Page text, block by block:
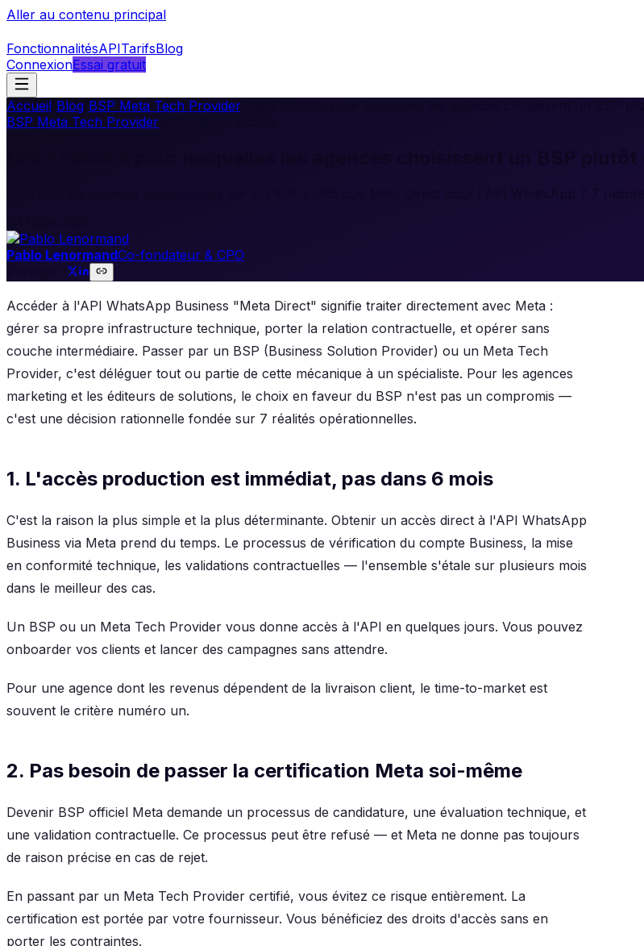
Aller au contenu principal
FonctionnalitésAPITarifsBlog
ConnexionEssai gratuit
Accueil Blog BSP Meta Tech Provider/
BSP Meta Tech Provider
Pourquoi les agences passent-elles par un BSP plutôt que Meta Direct pour l'API WhatsApp ? 7
Pablo LenormandCo-fondateur & CPO
Accéder à l'API WhatsApp Business "Meta Direct" signifie traiter directement avec Meta :
gérer sa propre infrastructure technique, porter la relation contractuelle, et opérer sans
couche intermédiaire. Passer par un BSP (Business Solution Provider) ou un Meta Tech
Provider, c'est déléguer tout ou partie de cette mécanique à un spécialiste. Pour les agences
marketing et les éditeurs de solutions, le choix en faveur du BSP n'est pas un compromis —
c'est une décision rationnelle fondée sur 7 réalités opérationnelles.
1. L'accès production est immédiat, pas dans 6 mois
C'est la raison la plus simple et la plus déterminante. Obtenir un accès direct à l'API WhatsApp
Business via Meta prend du temps. Le processus de vérification du compte Business, la mise
en conformité technique, les validations contractuelles — l'ensemble s'étale sur plusieurs mois
dans le meilleur des cas.
Un BSP ou un Meta Tech Provider vous donne accès à l'API en quelques jours. Vous pouvez
onboarder vos clients et lancer des campagnes sans attendre.
Pour une agence dont les revenus dépendent de la livraison client, le time-to-market est
souvent le critère numéro un.
2. Pas besoin de passer la certification Meta soi-même
Devenir BSP officiel Meta demande un processus de candidature, une évaluation technique, et
une validation contractuelle. Ce processus peut être refusé — et Meta ne donne pas toujours
de raison précise en cas de rejet.
En passant par un Meta Tech Provider certifié, vous évitez ce risque entièrement. La
certification est portée par votre fournisseur. Vous bénéficiez des droits d'accès sans en
porter les contraintes.